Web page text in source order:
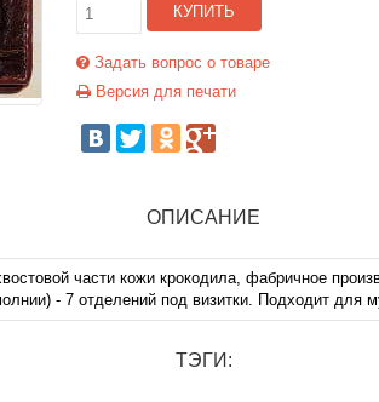
КУПИТЬ
Задать вопрос о товаре
Версия для печати
ОПИСАНИЕ
части кожи крокодила, фабричное
- 7 отделений под визитки. Подходит для
ТЭГИ: